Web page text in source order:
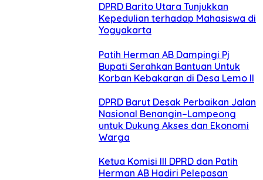
DPRD Barito Utara Tunjukkan
Kepedulian terhadap Mahasiswa di
Yogyakarta
Patih Herman AB Dampingi Pj
Bupati Serahkan Bantuan Untuk
Korban Kebakaran di Desa Lemo II
DPRD Barut Desak Perbaikan Jalan
Nasional Benangin–Lampeong
untuk Dukung Akses dan Ekonomi
Warga
Ketua Komisi III DPRD dan Patih
Herman AB Hadiri Pelepasan